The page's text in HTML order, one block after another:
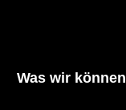
Was wir können